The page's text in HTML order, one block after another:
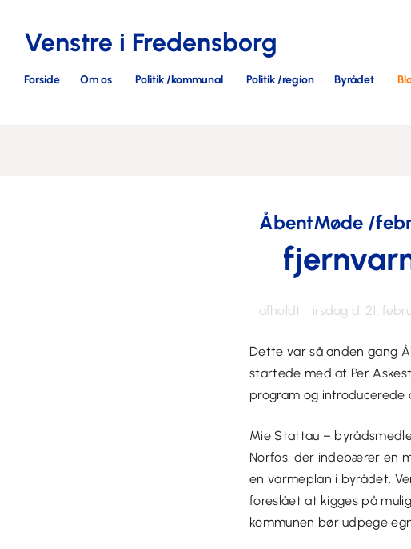
Venstre i Fredensborg
Forside Om os Politik /kommunal Politik /region Byrådet
ÅbentMøde /
afholdt tirsdag d. 21.
Dette var så anden gang
startede med at Per
program og
Mie Stattau –
Norfos, der indebærer en
en varmeplan i byrådet.
foreslået at kigges på
kommunen bør udpege